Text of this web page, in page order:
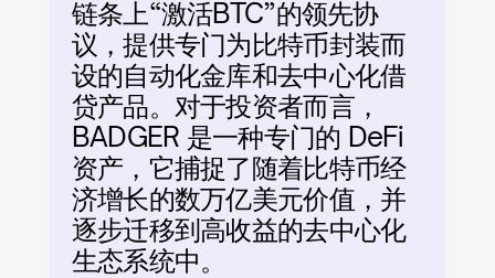
链条上“激活BTC”的领先协
议，提供专门为比特币封装而
设的自动化金库和去中心化借
贷产品。对于投资者而言，
BADGER 是一种专门的 DeFi
资产，它捕捉了随着比特币经
济增长的数万亿美元价值，并
逐步迁移到高收益的去中心化
生态系统中。